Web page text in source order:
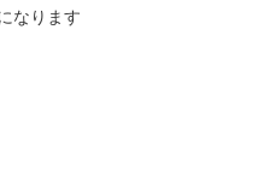
なります